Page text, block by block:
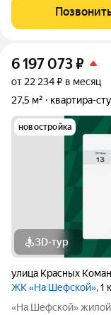
благоустроенная
закрытый двор.
6 197 073₽
от 22 234 ₽ в месяц
27,5 м²
квартира-
новостройка
3D-тур
улица Красных
ЖК «На Шефской», 1
«На Шефской» жилой квартал от Практики на Эльмаше, по